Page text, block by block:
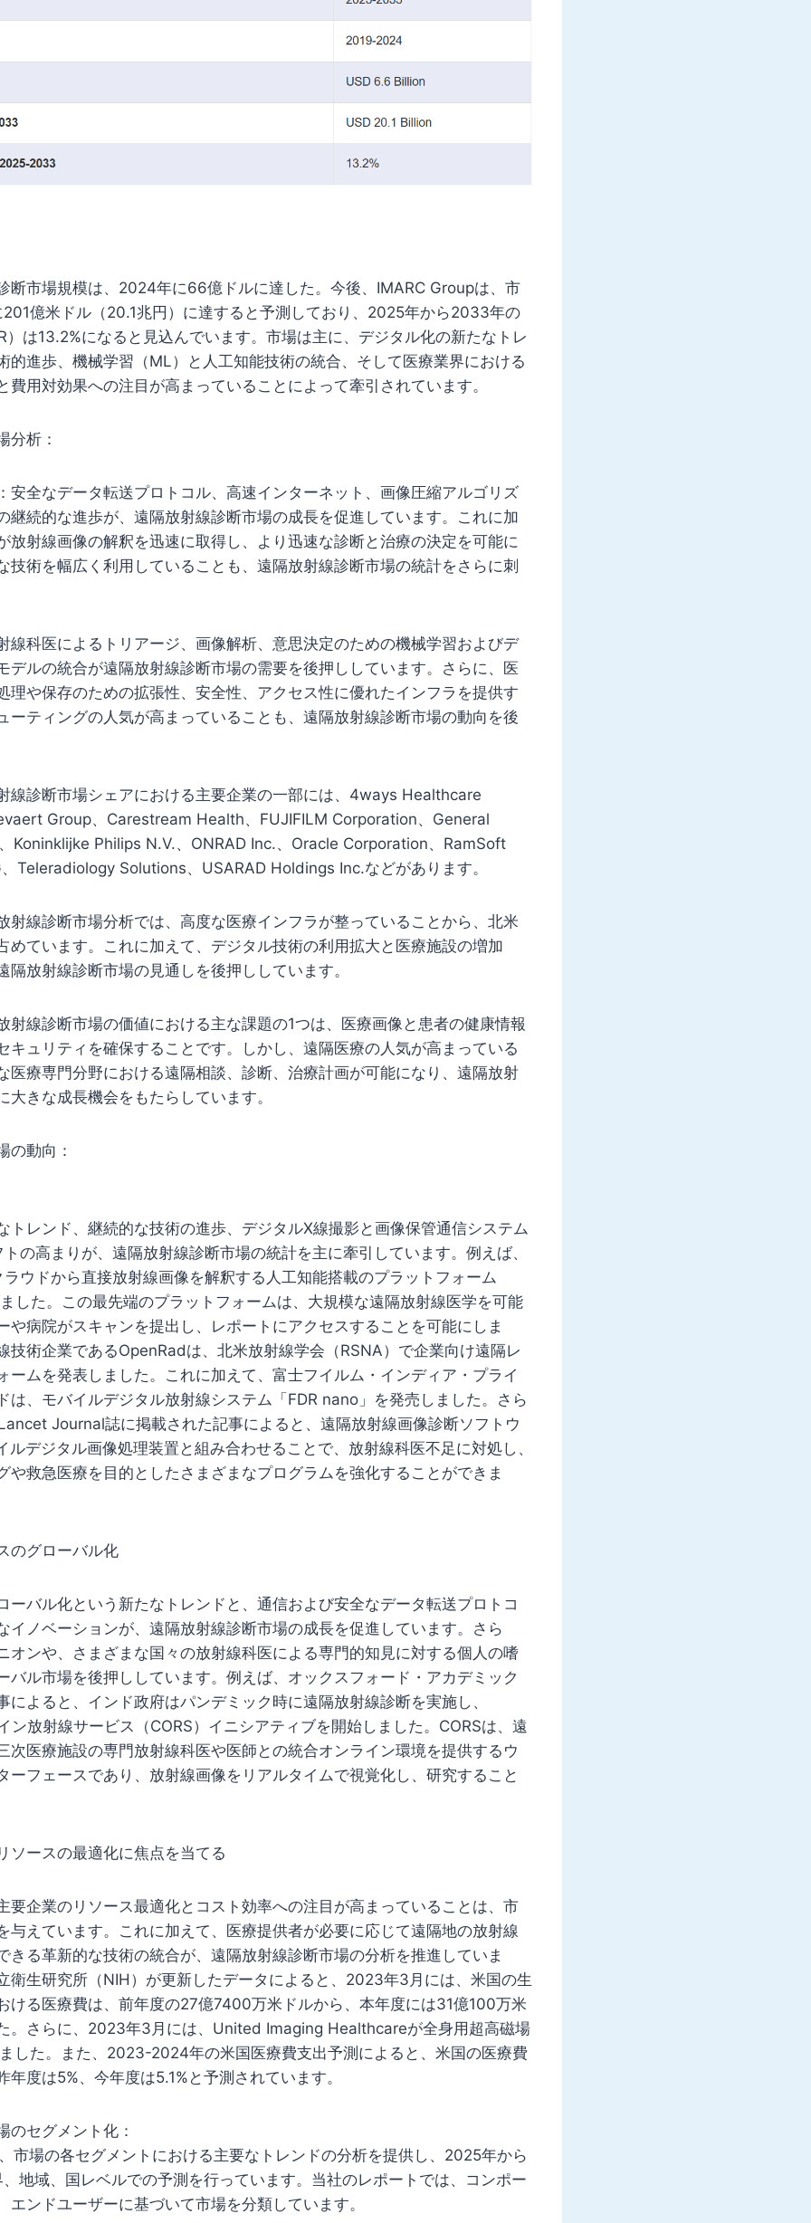
断市場規模は、2024年に66億ドルに達した。今後、IMARC Groupは、市
億米ドル（20.1兆円）に達すると予測しており、2025年から2033年の
）は13.2%になると見込んでいます。市場は主に、デジタル化の新たなトレ
的進歩、機械学習（ML）と人工知能技術の統合、そして医療業界における
費用対効果への注目が高まっていることによって牽引されています。
分析：
安全なデータ転送プロトコル、高速インターネット、画像圧縮アルゴリズ
継続的な進歩が、遠隔放射線診断市場の成長を促進しています。これに加
放射線画像の解釈を迅速に取得し、より迅速な診断と治療の決定を可能に
技術を幅広く利用していることも、遠隔放射線診断市場の統計をさらに刺
線科医によるトリアージ、画像解析、意思決定のための機械学習およびデ
デルの統合が遠隔放射線診断市場の需要を後押ししています。さらに、医
理や保存のための拡張性、安全性、アクセス性に優れたインフラを提供す
ーティングの人気が高まっていることも、遠隔放射線診断市場の動向を後
線診断市場シェアにおける主要企業の一部には、4ways Healthcare
Group、Carestream Health、FUJIFILM Corporation、General
Koninklijke Philips N.V.、ONRAD Inc.、Oracle Corporation、RamSoft
Teleradiology Solutions、USARAD Holdings Inc.などがあります。
射線診断市場分析では、高度な医療インフラが整っていることから、北米
めています。これに加えて、デジタル技術の利用拡大と医療施設の増加
隔放射線診断市場の見通しを後押ししています。
射線診断市場の価値における主な課題の1つは、医療画像と患者の健康情報
キュリティを確保することです。しかし、遠隔医療の人気が高まっている
医療専門分野における遠隔相談、診断、治療計画が可能になり、遠隔放射
大きな成長機会をもたらしています。
の動向：
トレンド、継続的な技術の進歩、デジタルX線撮影と画像保管通信システム
の高まりが、遠隔放射線診断市場の統計を主に牽引しています。例えば、
ウドから直接放射線画像を解釈する人工知能搭載のプラットフォーム
した。この最先端のプラットフォームは、大規模な遠隔放射線医学を可能
や病院がスキャンを提出し、レポートにアクセスすることを可能にしま
技術企業であるOpenRadは、北米放射線学会（RSNA）で企業向け遠隔レ
ームを発表しました。これに加えて、富士フイルム・インディア・プライ
は、モバイルデジタル放射線システム「FDR nano」を発売しました。さら
Journal誌に掲載された記事によると、遠隔放射線画像診断ソフトウ
ルデジタル画像処理装置と組み合わせることで、放射線科医不足に対処し、
や救急医療を目的としたさまざまなプログラムを強化することができま
のグローバル化
ーバル化という新たなトレンドと、通信および安全なデータ転送プロトコ
イノベーションが、遠隔放射線診断市場の成長を促進しています。さら
オンや、さまざまな国々の放射線科医による専門的知見に対する個人の嗜
バル市場を後押ししています。例えば、オックスフォード・アカデミック
によると、インド政府はパンデミック時に遠隔放射線診断を実施し、
ン放射線サービス（CORS）イニシアティブを開始しました。CORSは、遠
次医療施設の専門放射線科医や医師との統合オンライン環境を提供するウ
ーフェースであり、放射線画像をリアルタイムで視覚化し、研究すること
ソースの最適化に焦点を当てる
要企業のリソース最適化とコスト効率への注目が高まっていることは、市
与えています。これに加えて、医療提供者が必要に応じて遠隔地の放射線
きる革新的な技術の統合が、遠隔放射線診断市場の分析を推進していま
衛生研究所（NIH）が更新したデータによると、2023年3月には、米国の生
ける医療費は、前年度の27億7400万米ドルから、本年度には31億100万米
。さらに、2023年3月には、United Imaging Healthcareが全身用超高磁場
した。また、2023-2024年の米国医療費支出予測によると、米国の医療費
年度は5%、今年度は5.1%と予測されています。
のセグメント化：
市場の各セグメントにおける主要なトレンドの分析を提供し、2025年から
地域、国レベルでの予測を行っています。当社のレポートでは、コンポー
エンドユーザーに基づいて市場を分類しています。